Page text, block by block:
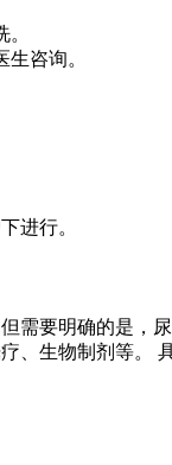
咨询。
进行。
要明确的是
生物制剂等。